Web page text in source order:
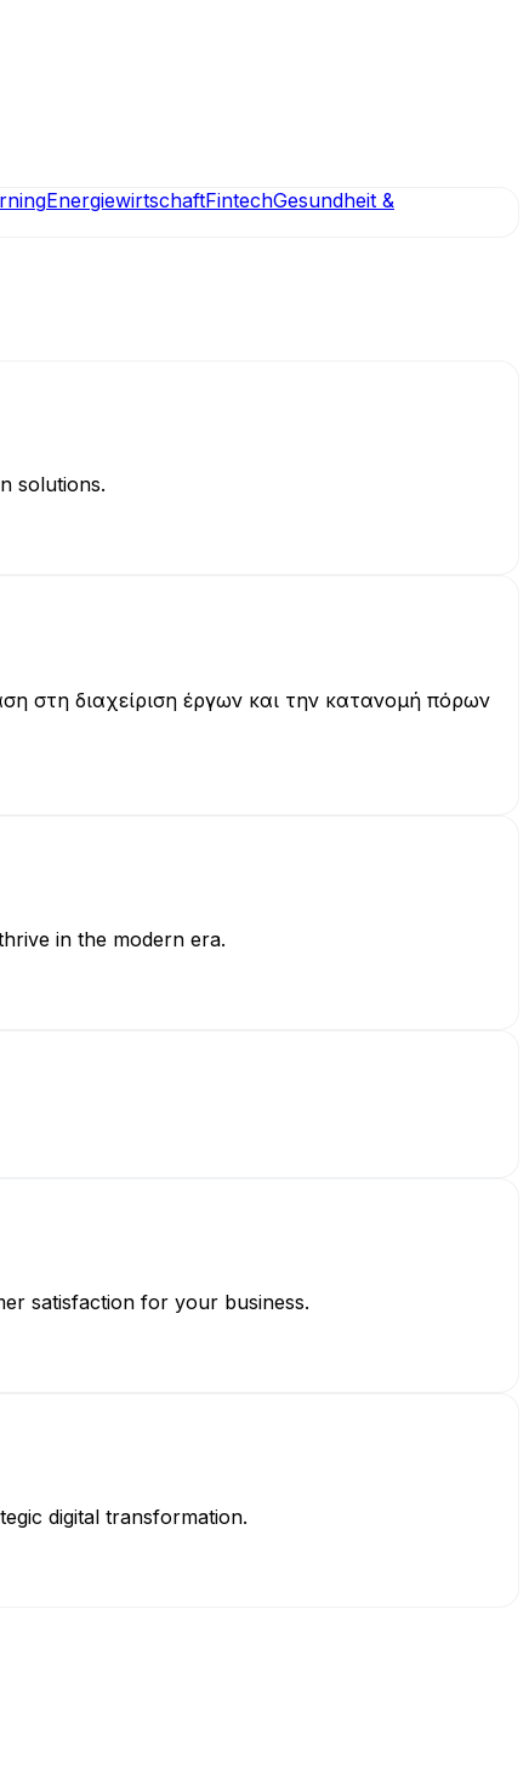
EnergiewirtschaftFintechGesundheit &
solutions.
στη διαχείριση έργων και την κατανομή πόρων
in the modern era.
satisfaction for your business.
digital transformation.